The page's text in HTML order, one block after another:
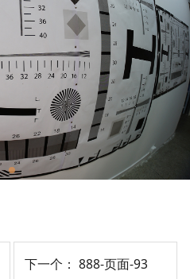
下一个： 888-页面-93